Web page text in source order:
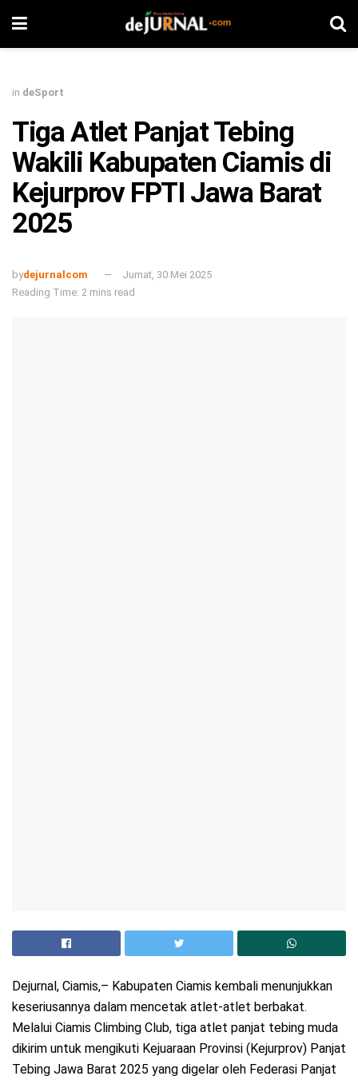
in deSport
Tiga Atlet Panjat Tebing
Wakili Kabupaten Ciamis di
Kejurprov FPTI Jawa Barat
2025
bydejurnalcom
Jumat, 30 Mei 2025
Reading Time: 2 mins read
Dejurnal, Ciamis,– Kabupaten Ciamis kembali menunjukkan
keseriusannya dalam mencetak atlet-atlet berbakat.
Melalui Ciamis Climbing Club, tiga atlet panjat tebing muda
dikirim untuk mengikuti Kejuaraan Provinsi (Kejurprov) Panjat
Tebing Jawa Barat 2025 yang digelar oleh Federasi Panjat